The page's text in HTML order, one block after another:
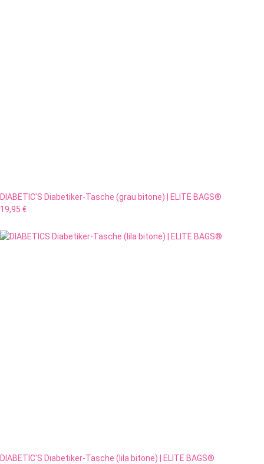
DIABETIC'S Diabetiker-Tasche (grau bitone) | ELITE BAGS®
19,95 €
DIABETIC'S Diabetiker-Tasche (lila bitone) | ELITE BAGS®